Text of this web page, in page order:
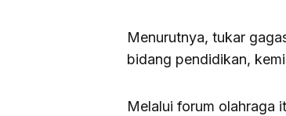
Menurutnya, tukar
bidang pendidikan,
Melalui forum olahraga